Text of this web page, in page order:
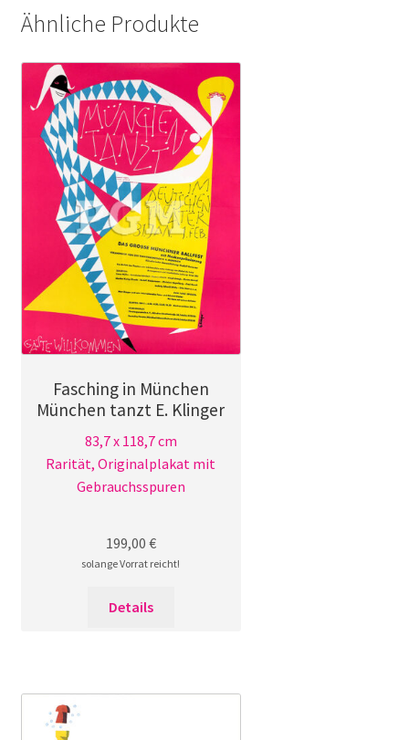
Ähnliche Produkte
Fasching in München
München tanzt E. Klinger
83,7 x 118,7 cm
Rarität, Originalplakat mit
Gebrauchsspuren
199,00 €
solange Vorrat reicht!
Details